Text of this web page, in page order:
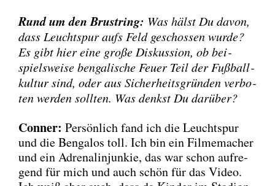
Rund um den Brust­ring: Was hälst Du davon,
dass Leucht­spur aufs Feld geschos­sen wur­de?
Es gibt hier eine gro­ße Dis­kus­si­on, ob bei­
spiels­wei­se ben­ga­li­sche Feu­er Teil der Fuß­ball­
kul­tur sind, oder aus Sicher­heits­grün­den ver­bo­
ten wer­den soll­ten. Was denkst Du dar­über?
Con­ner: Per­sön­lich fand ich die Leucht­spur
und die Ben­ga­los toll. Ich bin ein Fil­me­ma­cher
und ein Adre­na­lin­jun­kie, das war schon auf­re­
gend für mich und auch schön für das Video.